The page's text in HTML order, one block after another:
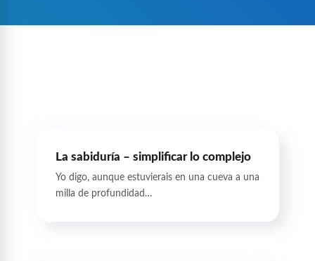
La sabiduría – simplificar lo complejo
Yo digo, aunque estuvierais en una cueva a una
milla de profundidad…